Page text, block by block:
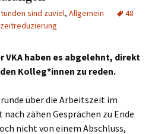
sind zuviel, Allgemein
48
VKA haben es abgelehnt, direkt
Kolleg*innen zu reden.
über die Arbeitszeit im
zähen Gesprächen zu Ende
nicht von einem Abschluss,